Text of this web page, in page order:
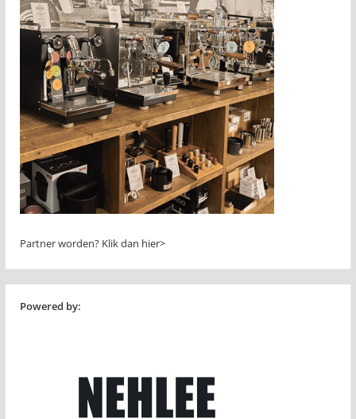
Partner worden? Klik dan hier>
Powered by: